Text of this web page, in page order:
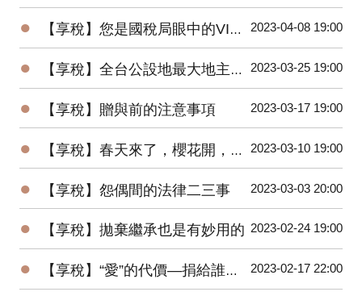
● 【享稅】您是國稅局眼中的VIP嗎？ 2023-04-08 19:00
● 【享稅】全台公設地最大地主您猜是誰？ 2023-03-25 19:00
● 【享稅】贈與前的注意事項 2023-03-17 19:00
● 【享稅】春天來了，櫻花開，稅官們也動起來！ 2023-03-10 19:00
● 【享稅】怨偶間的法律二三事 2023-03-03 20:00
● 【享稅】拋棄繼承也是有妙用的 2023-02-24 19:00
● 【享稅】“愛”的代價—捐給誰節稅差很大 2023-02-17 22:00